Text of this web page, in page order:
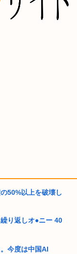
50%以上を破壊し
り返しオ●ニー 40
今度は中国AI